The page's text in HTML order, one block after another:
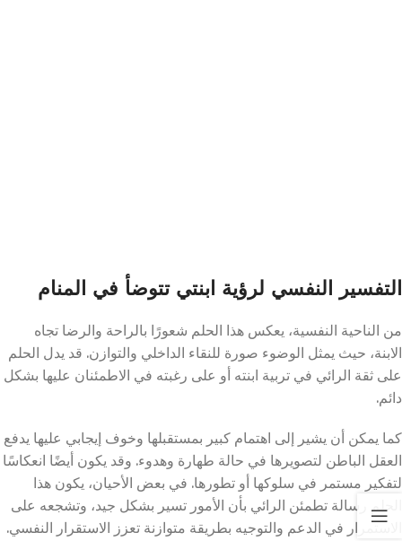
التفسير النفسي لرؤية ابنتي تتوضأ في المنام
من الناحية النفسية، يعكس هذا الحلم شعورًا بالراحة والرضا تجاه
الابنة، حيث يمثل الوضوء صورة للنقاء الداخلي والتوازن. قد يدل الحلم
على ثقة الرائي في تربية ابنته أو على رغبته في الاطمئنان عليها بشكل
دائم.
كما يمكن أن يشير إلى اهتمام كبير بمستقبلها وخوف إيجابي عليها يدفع
العقل الباطن لتصويرها في حالة طهارة وهدوء. وقد يكون أيضًا انعكاسًا
لتفكير مستمر في سلوكها أو تطورها. في بعض الأحيان، يكون هذا
الحلم رسالة تطمئن الرائي بأن الأمور تسير بشكل جيد، وتشجعه على
الاستمرار في الدعم والتوجيه بطريقة متوازنة تعزز الاستقرار النفسي.